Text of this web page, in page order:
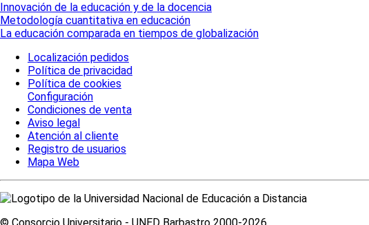
Innovación de la educación y de la docencia
Metodología cuantitativa en educación
La educación comparada en tiempos de globalización
Localización pedidos
Política de privacidad
Política de cookies
Configuración
Condiciones de venta
Aviso legal
Atención al cliente
Registro de usuarios
Mapa Web